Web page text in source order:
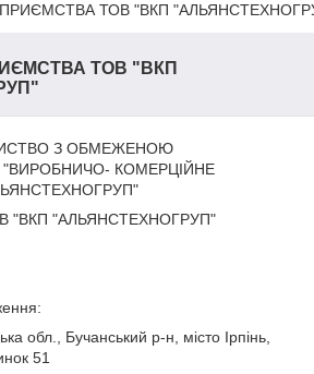
ТОВ "ВКП
ТОВ "ВКП
З ОБМЕЖЕНОЮ
"ВИРОБНИЧО- КОМЕРЦІЙНЕ
"ВКП "АЛЬЯНСТЕХНОГРУП"
обл., Бучанський р-н, місто Ірпінь,
51